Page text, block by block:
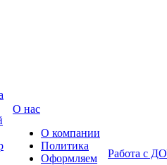
О нас
О компании
Политика
Оформляем
Работа с